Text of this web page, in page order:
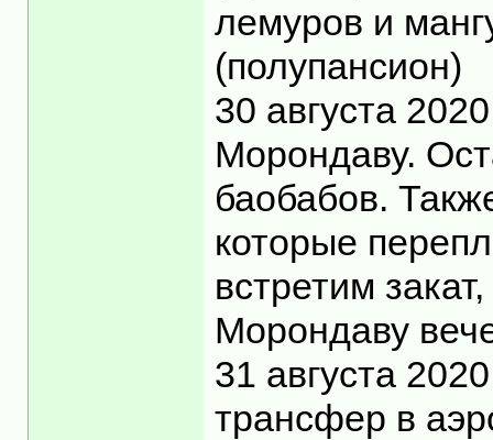
лемуров и
(полупансион)
30 августа
Морондаву.
баобабов.
которые
встретим
Морондаву
31 августа
трансфер в